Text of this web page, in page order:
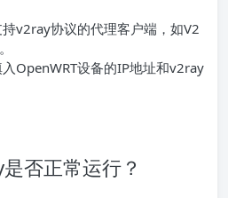
v2ray协议的代理客户端，如V2
OpenWRT设备的IP地址和v2ray
否正常运行？